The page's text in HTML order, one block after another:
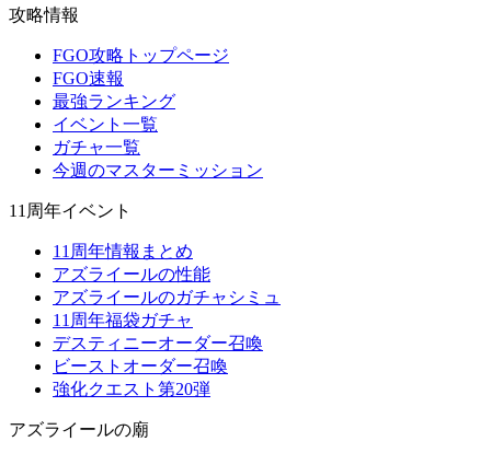
攻略情報
FGO攻略トップページ
FGO速報
最強ランキング
イベント一覧
ガチャ一覧
今週のマスターミッション
11周年イベント
11周年情報まとめ
アズライールの性能
アズライールのガチャシミュ
11周年福袋ガチャ
デスティニーオーダー召喚
ビーストオーダー召喚
強化クエスト第20弾
アズライールの廟